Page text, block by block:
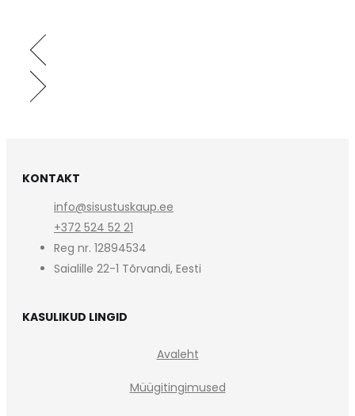
KONTAKT
info@sisustuskaup.ee
+372 524 52 21
Reg nr. 12894534
Saialille 22-1 Tõrvandi, Eesti
KASULIKUD LINGID
Avaleht
Müügitingimused